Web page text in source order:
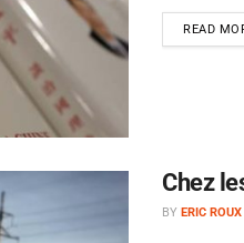
READ
Chez
BY ERIC ROUX